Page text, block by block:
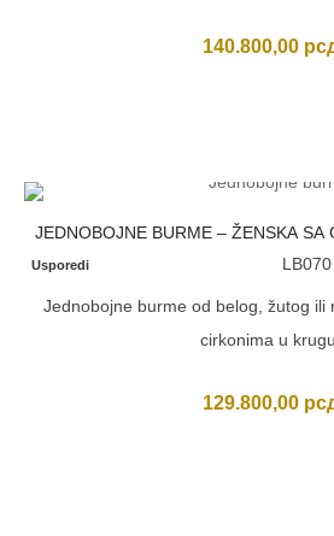
140.800,00
JEDNOBOJNE BURME – ŽENSKA SA
Usporedi LB070
Jednobojne burme od belog, žutog ili
cirkonima u krugu.
129.800,00